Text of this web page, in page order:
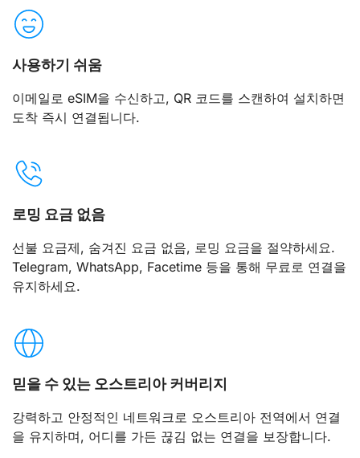
사용하기 쉬움
이메일로 eSIM을 수신하고, QR 코드를 스캔하여 설치하면
도착 즉시 연결됩니다.
로밍 요금 없음
선불 요금제, 숨겨진 요금 없음, 로밍 요금을 절약하세요.
Telegram, WhatsApp, Facetime 등을 통해 무료로 연결을
유지하세요.
믿을 수 있는 오스트리아 커버리지
강력하고 안정적인 네트워크로 오스트리아 전역에서 연결
을 유지하며, 어디를 가든 끊김 없는 연결을 보장합니다.